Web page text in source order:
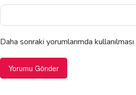
Daha sonraki yorumlarımda